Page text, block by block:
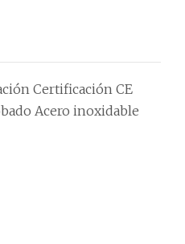
Certificación CE
Acero inoxidable